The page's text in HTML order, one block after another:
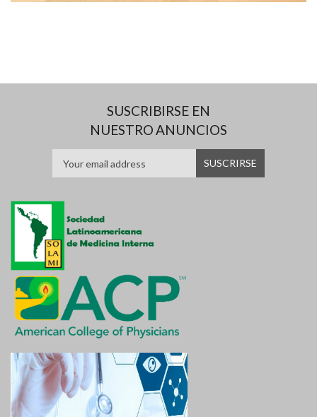
SUSCRIBIRSE EN
NUESTRO ANUNCIOS